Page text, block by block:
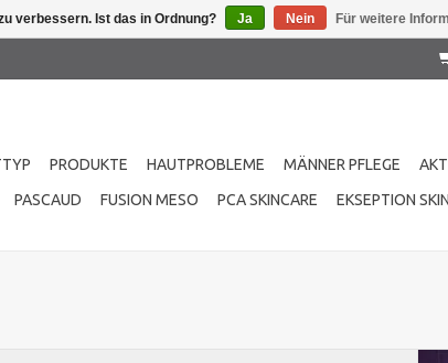
PRODUKTE HAUTPROBLEME MÄNNER PFLEGE
PASCAUD FUSION MESO PCA SKINCARE EKSEPTION
verbessern. Ist das in Ordnung? Ja Nein Für weitere